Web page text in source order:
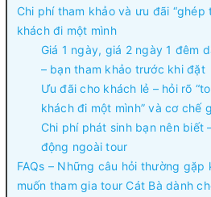
Chi phí tham khảo và ưu đãi “ghép
khách đi một mình
Giá 1 ngày, giá 2 ngày 1 đêm
– bạn tham khảo trước khi đặt
Ưu đãi cho khách lẻ – hỏi rõ
khách đi một mình” và cơ chế
Chi phí phát sinh bạn nên biết
động ngoài tour
FAQs – Những câu hỏi thường gặp
muốn tham gia tour Cát Bà dành